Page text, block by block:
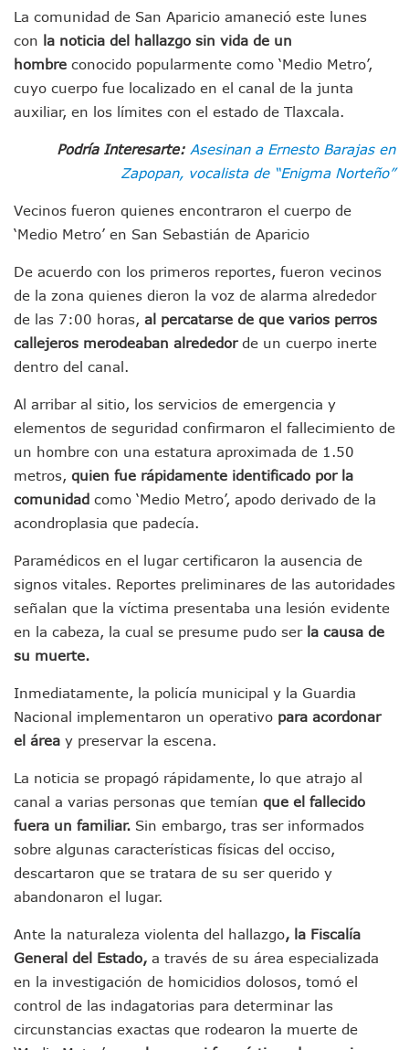
“Kato” Supera El Abandono Y Comienza Una Nueva Vida
México Necesitaba 600 Mil Empleos; Solo Generó 262 Mil
Poderoso Terremoto Destruye Edificios Y Puentes En
Munguía Es El Sexto Mejor Alcalde De Jalisco, Según
ATM Incorpora 20 Nuevos Camiones Al Corredor Bahía
Colectivos Piden A Lemus Más Ministerios Públicos Para
Caída De “El Mencho” Elevó Percepción De Inseguridad
Mercado Vallarta Incluye Reúne A Emprendedores Locales
CEDHJ Señala Violaciones A Derechos De Víctima De
Ayutla Bajo Investigación Tras Reporte De Posible
Lluvias E Inundaciones No Detienen El Transporte Público
Bruno Blancas Reúne A Especialistas Para Analizar La
Entregan Aparato Auditivo A Don Juan Ramírez En Puerto
Juan Carlos Castro Realiza Asamblea Informativa En La
Buscan Reducir Riesgos Por Cocodrilos En Playas De
Plantean “Ley Don Juanito” Al Diputado Federal Bruno
Asesinan En Oaxaca Al Periodista Francisco Alejandro
Detienen A Cuatro Hombres Armados En Bucerías;
Yussara Canales Pide Transparencia Sobre Nuevo
Adultos Mayores De Ixtapa Tendrán Una “Casa De Día”
Bruno Blancas Convoca A Mesa De Análisis Para La
CUCosta E IMSS Nayarit Avanzan En Acuerdos Para
Videos De Presunto Convoy Armado Desatan Operativo
Playa Las Cocinas: Retiran Concesión Y Anuncian Plan De
Dr. Álvarez Zayas Dirige Plan De Salud Animal Y
Orgullo Vallartense: Zhoemí Luévanos Competirá En El
Brigada Forense Brindará Atención A Familias De
Vecinos De Vallarta 500 Exponen Queja De Vialidades A
Joven Esgrimista De Puerto Vallarta Asegura Lugar En El
Llegan Camiones “oruga” A Puerto Vallarta Con
Coordinan Operativo Para Las Tradicionales Paseadas
Monzón Mexicano Causará Lluvias Muy Fuertes En
Descartan Riesgo De Tsunami Para Puerto Vallarta Tras
Donald Trump Asistirá A La Final Del Mundial 2026 Entre
Arranca Copa México De Clavados Zapopan 2026 En El
Munguía Analiza Pedir 100 MDP De Adelanto De
Bomberas De Vallarta Asistirán A Simposio Internacional
Región Sanitaria VIII Activa Programa Para Menores Con
Asesinan A Regidora De Tecate Por Morena Y A Su
Recuperan Seis Vehículos Con Reporte De Robo Durante
La comunidad de San Aparicio amaneció este lunes
con la noticia del hallazgo sin vida de un
hombre conocido popularmente como ‘Medio Metro’,
cuyo cuerpo fue localizado en el canal de la junta
auxiliar, en los límites con el estado de Tlaxcala.
Podría Interesarte: Asesinan a Ernesto Barajas en
Zapopan, vocalista de “Enigma Norteño”
Vecinos fueron quienes encontraron el cuerpo de
‘Medio Metro’ en San Sebastián de Aparicio
De acuerdo con los primeros reportes, fueron vecinos
de la zona quienes dieron la voz de alarma alrededor
de las 7:00 horas, al percatarse de que varios perros
callejeros merodeaban alrededorde un cuerpo inerte
dentro del canal.
Al arribar al sitio, los servicios de emergencia y
elementos de seguridad confirmaron el fallecimiento de
un hombre con una estatura aproximada de 1.50
metros, quien fue rápidamente identificado por la
comunidad como ‘Medio Metro’, apodo derivado de la
acondroplasia que padecía.
Paramédicos en el lugar certificaron la ausencia de
signos vitales. Reportes preliminares de las autoridades
señalan que la víctima presentaba una lesión evidente
en la cabeza, la cual se presume pudo ser la causa de
su muerte.
Inmediatamente, la policía municipal y la Guardia
Nacional implementaron un operativo para acordonar
el área y preservar la escena.
La noticia se propagó rápidamente, lo que atrajo al
canal a varias personas que temían que el fallecido
fuera un familiar. Sin embargo, tras ser informados
sobre algunas características físicas del occiso,
descartaron que se tratara de su ser querido y
abandonaron el lugar.
Ante la naturaleza violenta del hallazgo, la Fiscalía
General del Estado, a través de su área especializada
en la investigación de homicidios dolosos, tomó el
control de las indagatorias para determinar las
circunstancias exactas que rodearon la muerte de